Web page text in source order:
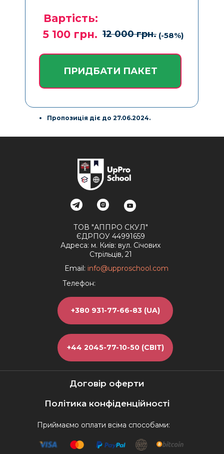
Пропозиція діє до 27.06.2024.
(-58%)
12 000 грн.
5 100 грн.
Вартість:
ПРИДБАТИ ПАКЕТ
Приймаємо оплати всіма способами:
Телефон:
Договір оферти
Політика конфіденційності
ТОВ "АППРО СКУЛ"
ЄДРПОУ 44991659
Адреса: м. Київ: вул. Січових
Стрільців, 21
Email: info@upproschool.com
+380 931-77-66-83 (UA)
+44 2045-77-10-50 (СВІТ)